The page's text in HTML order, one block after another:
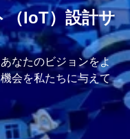
（IoT）設計サ
なたのビジョンをよ
会を私たちに与えて